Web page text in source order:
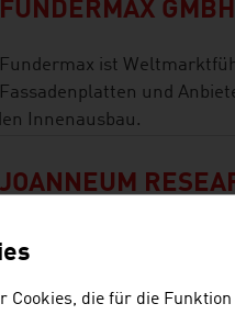
FUNDERMAX GMBH
Fundermax ist
Fassadenplatten und
Innenausbau.
JOANNEUM
Die JOANNEUM
Technologien fürdie für die Funktion